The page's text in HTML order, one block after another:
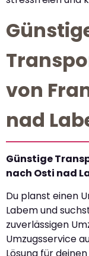
von
nad
Günstige
nach Osti nad
Du planst einen
Labem und
zuverlässigen
Umzugsservice